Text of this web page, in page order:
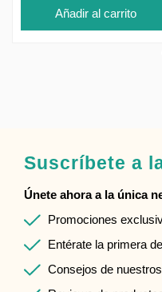
Añadir al carrito
Suscríbete a
Únete ahora a la única
Promociones
Entérate la primera
Consejos de